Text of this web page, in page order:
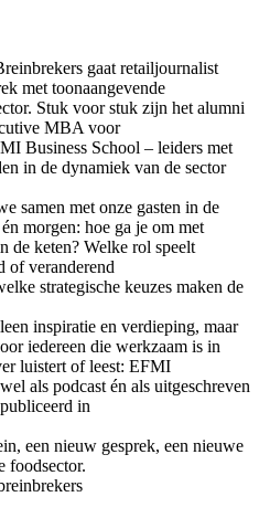
gaat retailjournalist
met toonaangevende
Stuk voor stuk zijn het alumni
MBA voor
Business School – leiders met
in de dynamiek van de sector
samen met onze gasten in de
morgen: hoe ga je om met
de keten? Welke rol speelt
of veranderend
strategische keuzes maken de
inspiratie en verdieping, maar
iedereen die werkzaam is in
luistert of leest: EFMI
als podcast én als uitgeschreven
in
een nieuw gesprek, een nieuwe
foodsector.